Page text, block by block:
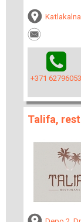
+371 62796053
Talifa,